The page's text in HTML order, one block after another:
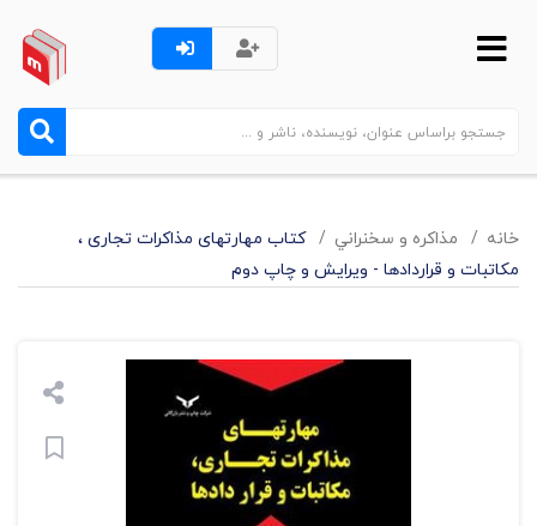
خانه مذاکره و سخنراني
کتاب مهارتهای مذاکرات تجاری ،
مکاتبات و قراردادها - ویرایش و چاپ دوم